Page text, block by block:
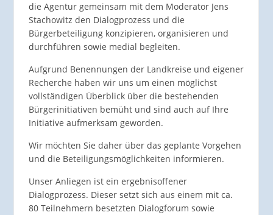
die Agentur gemeinsam mit dem Moderator Jens
Stachowitz den Dialogprozess und die
Bürgerbeteiligung konzipieren, organisieren und
durchführen sowie medial begleiten.
Aufgrund Benennungen der Landkreise und eigener
Recherche haben wir uns um einen möglichst
vollständigen Überblick über die bestehenden
Bürgerinitiativen bemüht und sind auch auf Ihre
Initiative aufmerksam geworden.
Wir möchten Sie daher über das geplante Vorgehen
und die Beteiligungsmöglichkeiten informieren.
Unser Anliegen ist ein ergebnisoffener
Dialogprozess. Dieser setzt sich aus einem mit ca.
80 Teilnehmern besetzten Dialogforum sowie